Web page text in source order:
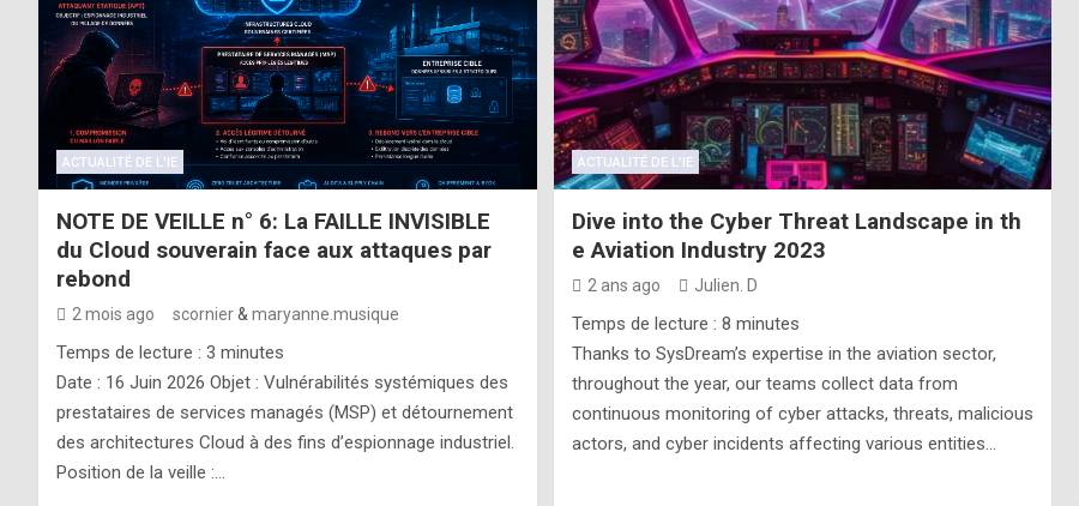
ACTUALITÉ DE L'IE
NOTE DE VEILLE n° 6: La FAILLE INVISIBLE
du Cloud souverain face aux attaques par
rebond
2 mois ago scornier& maryanne.musique
Temps de lecture : 3 minutes
Date : 16 Juin 2026 Objet : Vulnérabilités systémiques des
prestataires de services managés (MSP) et détournement
des architectures Cloud à des fins d’espionnage industriel.
Position de la veille :…
ACTUALITÉ DE L'IE
Dive into the Cyber Threat Landscape in th
e Aviation Industry 2023
2 ans ago Julien. D
Temps de lecture : 8 minutes
Thanks to SysDream’s expertise in the aviation sector,
throughout the year, our teams collect data from
continuous monitoring of cyber attacks, threats, malicious
actors, and cyber incidents affecting various entities…